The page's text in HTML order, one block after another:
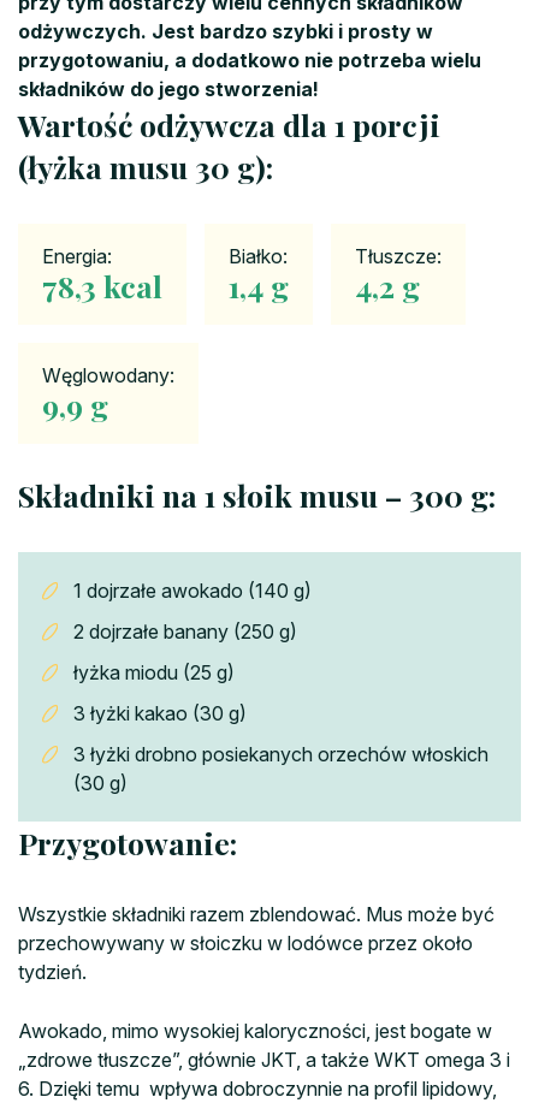
odżywczych. Jest bardzo szybki i prosty w
przygotowaniu, a dodatkowo nie potrzeba wielu
składników do jego stworzenia!
Wartość odżywcza dla 1 porcji
(łyżka musu 30 g):
Energia:
78,3 kcal
Białko:
1,4 g
Tłuszcze:
4,2 g
Węglowodany:
9,9 g
Składniki na 1 słoik musu – 300 g:
1 dojrzałe awokado (140 g)
2 dojrzałe banany (250 g)
łyżka miodu (25 g)
3 łyżki kakao (30 g)
3 łyżki drobno posiekanych orzechów włoskich
(30 g)
Przygotowanie:
Wszystkie składniki razem zblendować. Mus może być
przechowywany w słoiczku w lodówce przez około
tydzień.
Awokado, mimo wysokiej kaloryczności, jest bogate w
„zdrowe tłuszcze”, głównie JKT, a także WKT omega 3 i
6. Dzięki temu wpływa dobroczynnie na profil lipidowy,